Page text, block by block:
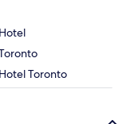
Toronto